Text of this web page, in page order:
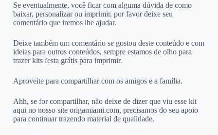
Se eventualmente, você ficar com alguma dúvida de como
baixar, personalizar ou imprimir, por favor deixe seu
comentário que iremos lhe ajudar.
Deixe também um comentário se gostou deste conteúdo e com
ideias para outros conteúdos, sempre estamos de olho para
trazer kits festa grátis para imprimir.
Aproveite para compartilhar com os amigos e a família.
Ahh, se for compartilhar, não deixe de dizer que viu esse kit
aqui no nosso site origamiami.com, precisamos do seu apoio
para continuar trazendo material de qualidade.